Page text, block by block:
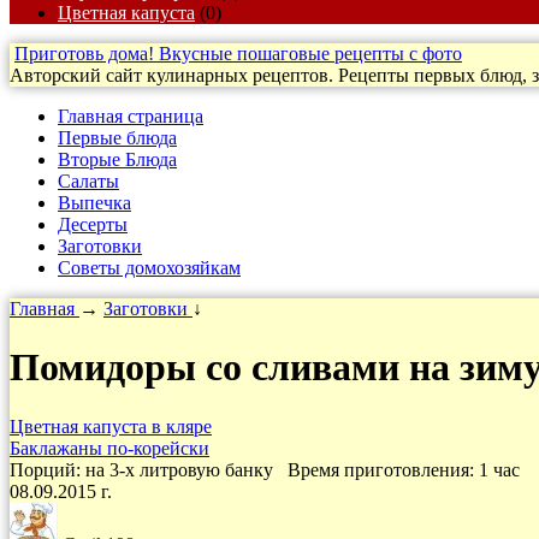
Цветная капуста (0)
Приготовь дома! Вкусные пошаговые рецепты с фото
Авторский сайт кулинарных рецептов. Рецепты первых блюд,
Главная страница
Первые блюда
Вторые Блюда
Салаты
Выпечка
Десерты
Заготовки
Cоветы домохозяйкам
Главная → Заготовки ↓
Помидоры со сливами на
Цветная капуста в кляре
Баклажаны по-корейски
Порций: на 3-х литровую банку Время приготовления: 1 час
08.09.2015 г.